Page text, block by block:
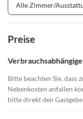
Alle Zimmer/
Preise
Bitte beachten Sie, dass
Nebenkosten anfallen
bitte direkt den